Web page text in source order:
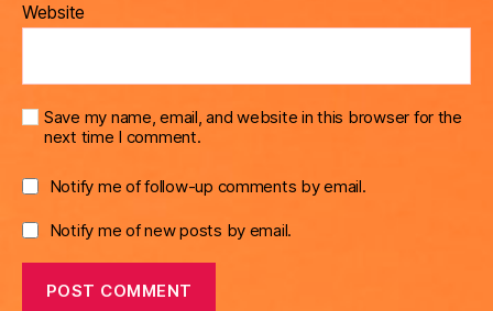
Website
Save my name, email, and website in this browser for the
next time I comment.
Notify me of follow-up comments by email.
Notify me of new posts by email.